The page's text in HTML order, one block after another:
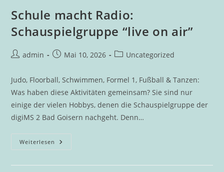
Schule macht Radio:
Schauspielgruppe “live on air”
Beitrags-
admin
BeitragMai 10, 2026
Beitrags-
Uncategorized
Judo, Floorball, Schwimmen, Formel 1, Fußball & Tanzen:
Was haben diese Aktivitäten gemeinsam? Sie sind nur
einige der vielen Hobbys, denen die Schauspielgruppe der
digiMS 2 Bad Goisern nachgeht. Denn…
Weiterlesen Schule
Macht
Schauspielgruppe